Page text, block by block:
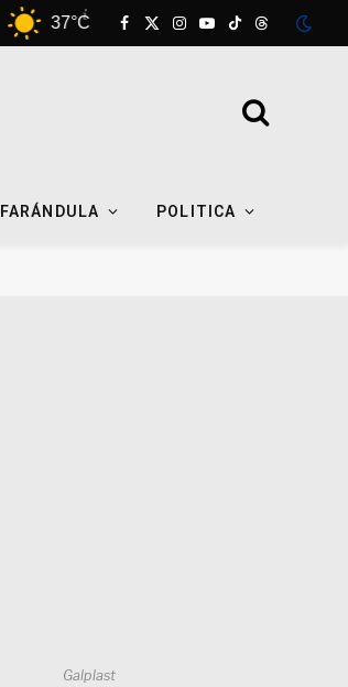
37°C 11 Ago 39°C
Facebook
X
Instagram
YouTube
TikTokThreads
FARÁNDULA POLITICA
Galplast